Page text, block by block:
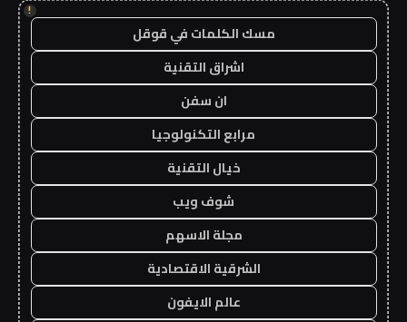
!
مسك الكلمات في قوقل
اشراق التقنية
ان سفن
مرابع التكنولوجيا
خيال التقنية
شوف ويب
مجلة الاسهم
الشرقية الاقتصادية
عالم الايفون